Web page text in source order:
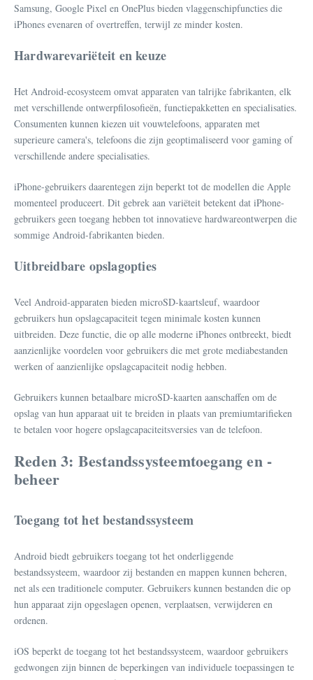
Samsung, Google Pixel en OnePlus bieden vlaggenschipfuncties die
iPhones evenaren of overtreffen, terwijl ze minder kosten.
Hardwarevariëteit en keuze
Het Android-ecosysteem omvat apparaten van talrijke fabrikanten, elk
met verschillende ontwerpfilosofieën, functiepakketten en specialisaties.
Consumenten kunnen kiezen uit vouwtelefoons, apparaten met
superieure camera's, telefoons die zijn geoptimaliseerd voor gaming of
verschillende andere specialisaties.
iPhone-gebruikers daarentegen zijn beperkt tot de modellen die Apple
momenteel produceert. Dit gebrek aan variëteit betekent dat iPhone-
gebruikers geen toegang hebben tot innovatieve hardwareontwerpen die
sommige Android-fabrikanten bieden.
Uitbreidbare opslagopties
Veel Android-apparaten bieden microSD-kaartsleuf, waardoor
gebruikers hun opslagcapaciteit tegen minimale kosten kunnen
uitbreiden. Deze functie, die op alle moderne iPhones ontbreekt, biedt
aanzienlijke voordelen voor gebruikers die met grote mediabestanden
werken of aanzienlijke opslagcapaciteit nodig hebben.
Gebruikers kunnen betaalbare microSD-kaarten aanschaffen om de
opslag van hun apparaat uit te breiden in plaats van premiumtarifieken
te betalen voor hogere opslagcapaciteitsversies van de telefoon.
Reden 3: Bestandssysteemtoegang en -
beheer
Toegang tot het bestandssysteem
Android biedt gebruikers toegang tot het onderliggende
bestandssysteem, waardoor zij bestanden en mappen kunnen beheren,
net als een traditionele computer. Gebruikers kunnen bestanden die op
hun apparaat zijn opgeslagen openen, verplaatsen, verwijderen en
ordenen.
iOS beperkt de toegang tot het bestandssysteem, waardoor gebruikers
gedwongen zijn binnen de beperkingen van individuele toepassingen te